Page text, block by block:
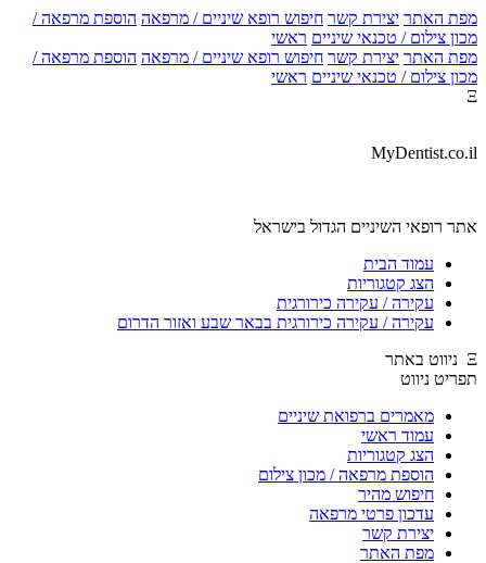
האתר יצירת קשר חיפוש רופא שיניים / מרפאה הוספת מרפאה /
צילום / טכנאי שיניים ראשי
האתר יצירת קשר חיפוש רופא שיניים / מרפאה הוספת מרפאה /
צילום / טכנאי שיניים ראשי
רופאי השיניים הגדול בישראל
עמוד הבית
הצג קטגוריות
עקירה / עקירה כירורגית
עקירה / עקירה כירורגית בבאר שבע ואזור הדרום
ניווט
מאמרים ברפואת שיניים
עמוד ראשי
הצג קטגוריות
הוספת מרפאה / מכון צילום
חיפוש מהיר
עדכון פרטי מרפאה
יצירת קשר
מפת האתר